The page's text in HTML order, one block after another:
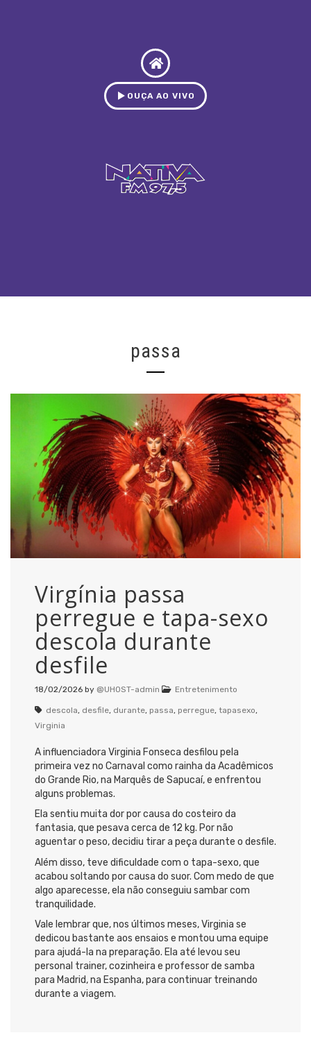
OUÇA AO VIVO
passa
Virgínia passa
perregue e tapa-sexo
descola durante
desfile
18/02/2026 by @UHOST-admin Entretenimento
descola, desfile, durante, passa, perregue, tapasexo,
Virginia
A influenciadora Virginia Fonseca desfilou pela
primeira vez no Carnaval como rainha da Acadêmicos
do Grande Rio, na Marquês de Sapucaí, e enfrentou
alguns problemas.
Ela sentiu muita dor por causa do costeiro da
fantasia, que pesava cerca de 12 kg. Por não
aguentar o peso, decidiu tirar a peça durante o desfile.
Além disso, teve dificuldade com o tapa-sexo, que
acabou soltando por causa do suor. Com medo de que
algo aparecesse, ela não conseguiu sambar com
tranquilidade.
Vale lembrar que, nos últimos meses, Virginia se
dedicou bastante aos ensaios e montou uma equipe
para ajudá-la na preparação. Ela até levou seu
personal trainer, cozinheira e professor de samba
para Madrid, na Espanha, para continuar treinando
durante a viagem.